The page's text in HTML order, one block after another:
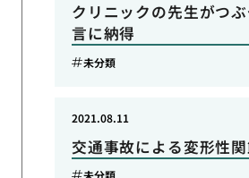
クリニックの先生がつ
言に納得
未分類
交通事故による変形性
2021.08.11